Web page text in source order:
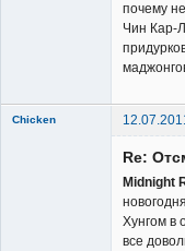
почему
Чин Кар-
Chicken
Re:
Midnight
Хунгом в
все